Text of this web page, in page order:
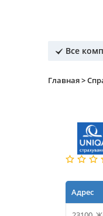
Справочник
Все
Главная >
Адрес